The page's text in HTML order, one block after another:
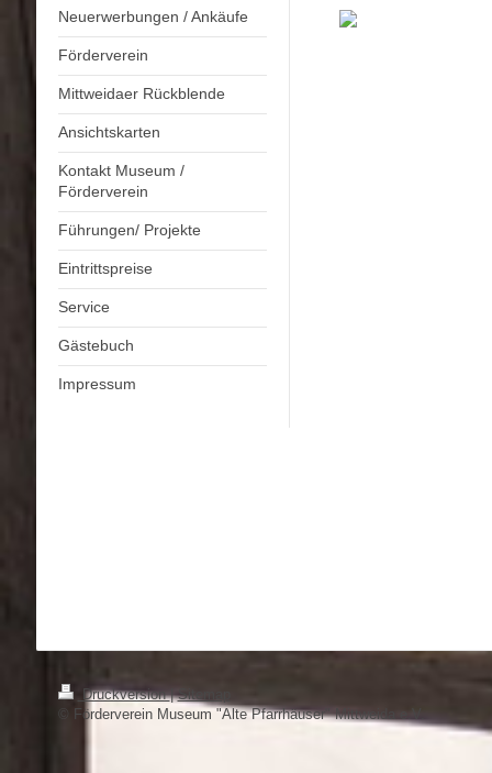
Neuerwerbungen / Ankäufe
Förderverein
Mittweidaer Rückblende
Ansichtskarten
Kontakt Museum /
Förderverein
Führungen/ Projekte
Eintrittspreise
Service
Gästebuch
Impressum
Druckversion| Sitemap
© Förderverein Museum "Alte Pfarrhäuser" Mittweida e.V.